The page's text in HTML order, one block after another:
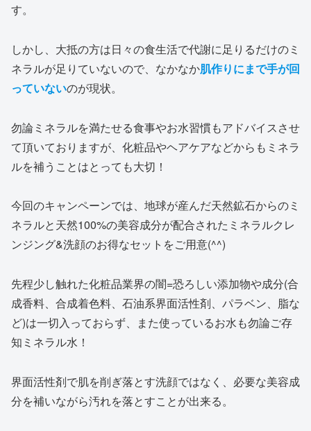
す。
しかし、大抵の方は日々の食生活で代謝に足りるだけのミ
ネラルが足りていないので、なかなか肌作りにまで手が回
っていないのが現状。
勿論ミネラルを満たせる食事やお水習慣もアドバイスさせ
て頂いておりますが、化粧品やヘアケアなどからもミネラ
ルを補うことはとっても大切！
今回のキャンペーンでは、地球が産んだ天然鉱石からのミ
ネラルと天然100%の美容成分が配合されたミネラルクレ
ンジング&洗顔のお得なセットをご用意(^^)
先程少し触れた化粧品業界の闇=恐ろしい添加物や成分(合
成香料、合成着色料、石油系界面活性剤、パラベン、脂な
ど)は一切入っておらず、また使っているお水も勿論ご存
知ミネラル水！
界面活性剤で肌を削ぎ落とす洗顔ではなく、必要な美容成
分を補いながら汚れを落とすことが出来る。